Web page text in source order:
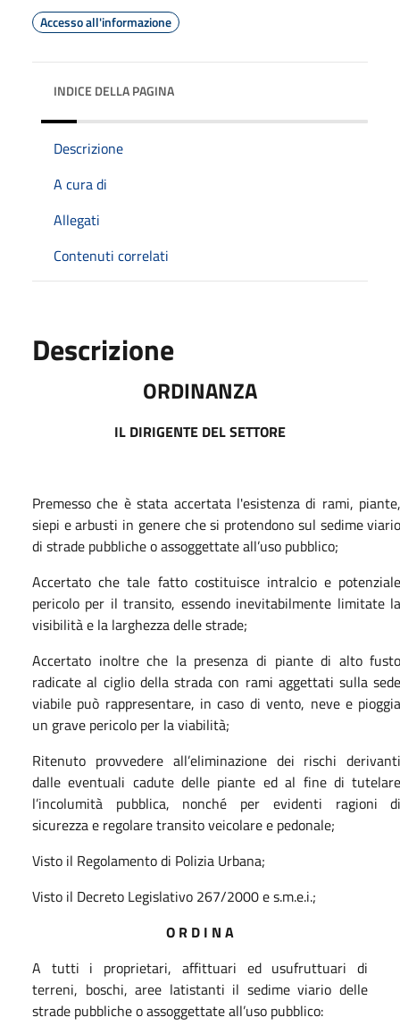
Accesso all'informazione
INDICE DELLA PAGINA
Descrizione
A cura di
Allegati
Contenuti correlati
Descrizione
ORDINANZA
IL DIRIGENTE DEL SETTORE
Premesso che è stata accertata l'esistenza di rami,
siepi e arbusti in genere che si protendono sul sedime
di strade pubbliche o assoggettate all’uso pubblico;
Accertato che tale fatto costituisce intralcio e
pericolo per il transito, essendo inevitabilmente limitate
visibilità e la larghezza delle strade;
Accertato inoltre che la presenza di piante di alto
radicate al ciglio della strada con rami aggettati sulla
viabile può rappresentare, in caso di vento, neve e
un grave pericolo per la viabilità;
Ritenuto provvedere all’eliminazione dei rischi
dalle eventuali cadute delle piante ed al fine di
l’incolumità pubblica, nonché per evidenti ragioni
sicurezza e regolare transito veicolare e pedonale;
Visto il Regolamento di Polizia Urbana;
Visto il Decreto Legislativo 267/2000 e s.m.e.i.;
O R D I N A
A tutti i proprietari, affittuari ed usufruttuari di
terreni, boschi, aree latistanti il sedime viario delle
strade pubbliche o assoggettate all’uso pubblico: